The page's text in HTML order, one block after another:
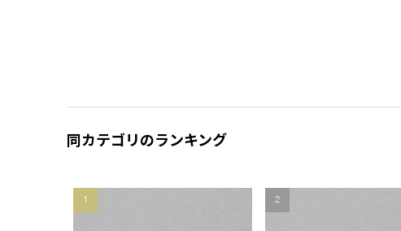
同カテゴリのランキング
1 2